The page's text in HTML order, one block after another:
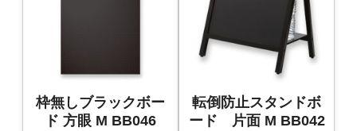
枠無しブラックボー
ド 方眼 M BB046
転倒防止スタンドボ
ード 片面 M BB042